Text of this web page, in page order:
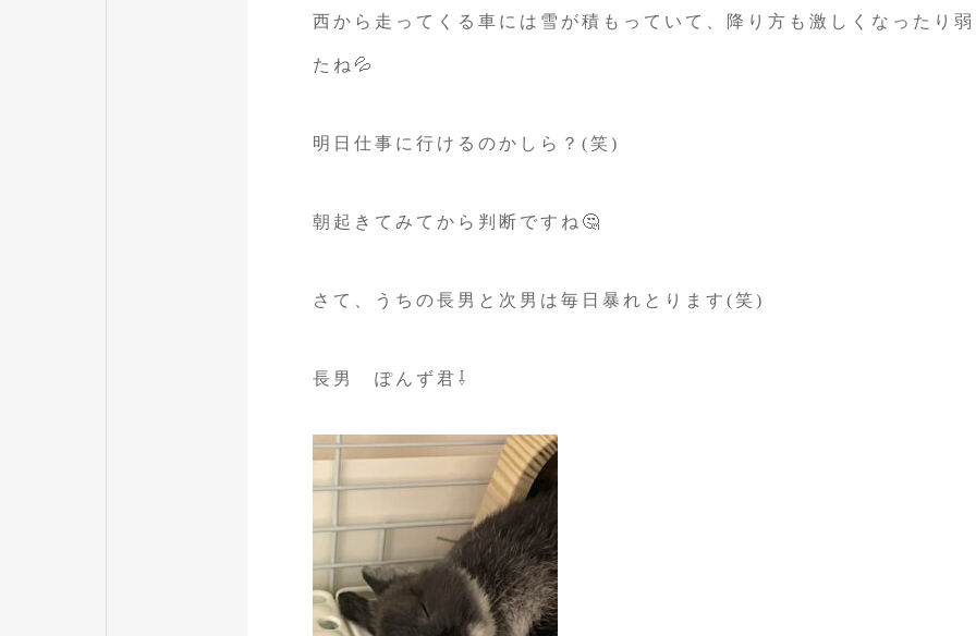
西から走ってくる車には雪が積もっていて、降り方も激しくなったり
たね💦
明日仕事に行けるのかしら？(笑)
朝起きてみてから判断ですね🤔
さて、うちの長男と次男は毎日暴れとります(笑)
長男 ぽんず君⇩